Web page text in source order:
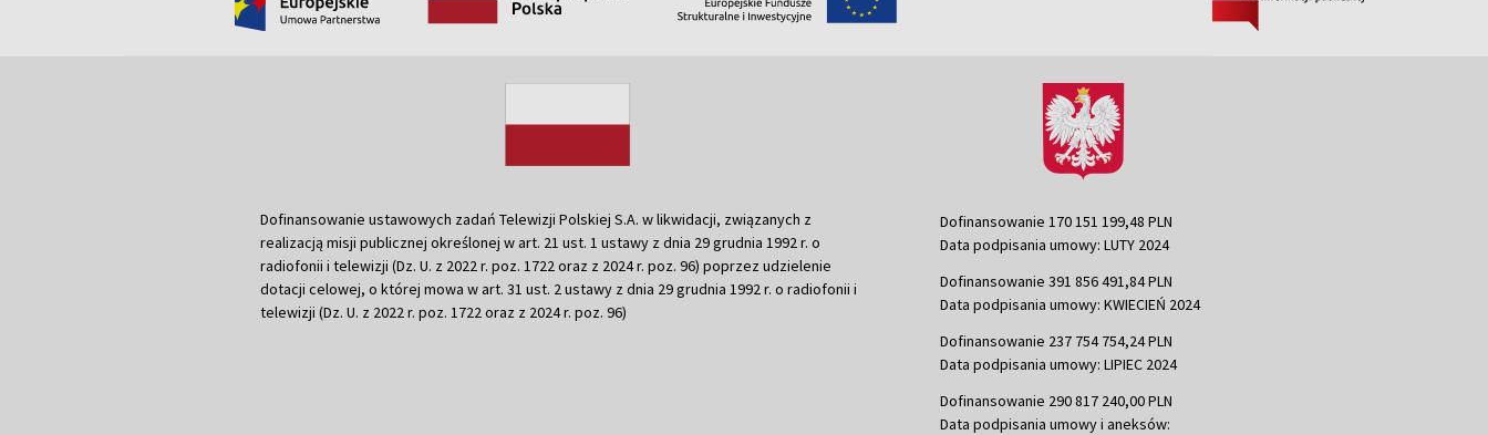
Dofinansowanie ustawowych zadań Telewizji Polskiej S.A. w likwidacji, związanych z
realizacją misji publicznej określonej w art. 21 ust. 1 ustawy z dnia 29 grudnia 1992 r. o
radiofonii i telewizji (Dz. U. z 2022 r. poz. 1722 oraz z 2024 r. poz. 96) poprzez udzielenie
dotacji celowej, o której mowa w art. 31 ust. 2 ustawy z dnia 29 grudnia 1992 r. o radiofonii i
telewizji (Dz. U. z 2022 r. poz. 1722 oraz z 2024 r. poz. 96)
Dofinansowanie 170 151 199,48 PLN
Data podpisania umowy: LUTY 2024
Dofinansowanie 391 856 491,84 PLN
Data podpisania umowy: KWIECIEŃ 2024
Dofinansowanie 237 754 754,24 PLN
Data podpisania umowy: LIPIEC 2024
Dofinansowanie 290 817 240,00 PLN
Data podpisania umowy i aneksów: